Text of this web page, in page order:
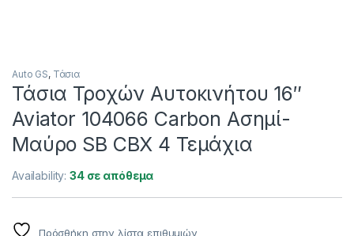
Auto GS, Τάσια
Τάσια Τροχών Αυτοκινήτου 16″
Aviator 104066 Carbon Ασημί-
Mαύρο SB CBX 4 Τεμάχια
Availability:34 σε απόθεμα
Πρόσθήκη στην λίστα επιθυμιών